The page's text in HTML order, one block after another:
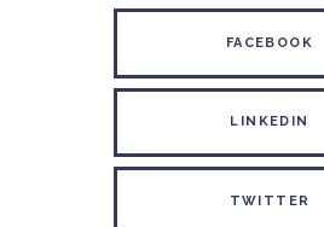
FACEBOOK
LINKEDIN
TWITTER